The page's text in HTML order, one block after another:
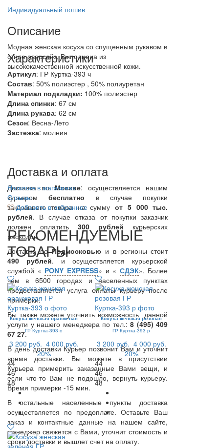
Индивидуальный пошив
Описание
Модная женская косуха со спущенным рукавом в
стиле оверсайз. Выполнена из
высококачественной искусственной кожи.
Характеристики
Артикул: ГР Куртка-393 ч
Состав: 50% полиэстер , 50% полиуретан
Материал подкладки: 100% полиэстер
Длина спинки: 67 см
Длина рукава: 62 см
Сезон: Весна-Лето
Застежка: молния
Доставка и оплата
Доставка поМоскве: осуществляется нашим
курьеромбесплатно в случае покупки
заказанного товара на суммуот 5 000 тыс.
рублей. В случае отказа от покупки заказчик
должен оплатить300 рублей курьерских
расходов.
Доставка поПодмосковью и в регионы стоит
490 рублей. и осуществляется курьерской
службой « PONY EXPRESS» и « СДЭК». Более
чем в 6500 городах и населенных пунктах
предоставляется услуга оплаты курьеру после
примерки.
Вы также можете уточнить возможность данной
услуги у нашего менеджера по тел.:8 (495) 409
67 27.
В день доставки Курьер позвонит Вам и уточнит
время доставки. Вы можете в присутствии
Курьера примерить заказанные Вами вещи, и
если что-то Вам не подошло, вернуть курьеру.
Время примерки -15 мин.
В остальные населенные пункты доставка
осуществляется по предоплате. Оставьте Ваш
заказ и контактные данные на нашем сайте,
менеджер свяжется с Вами, уточнит стоимость и
сроки доставки и вышлет счет на оплату.
Наличие в магазинах
Отзывы
Добавить в избранное
РЕКОМЕНДУЕМЫЕ
ТОВАРЫ
Косуха женская оранжевая
ГР Куртка-393 о
3 200 руб. 4 000 руб.
20%
44
46
48
Косуха женская розовая
ГР Куртка-393 р
3 200 руб. 4 000 руб.
20%
44
46
48